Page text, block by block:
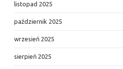
listopad 2025
październik 2025
wrzesień 2025
sierpień 2025